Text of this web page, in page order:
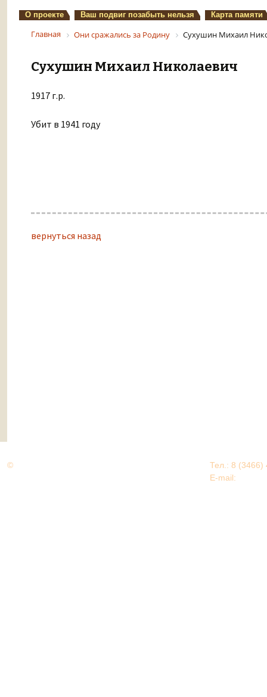
О проекте Ваш подвиг позабыть нельзя Карта памяти
Главная Они сражались за Родину Сухушин Михаил
Сухушин Михаил Николаевич
1917 г.р.
Убит в 1941 году
вернуться назад
©
Тел.: 8 (3466)
E-mail: